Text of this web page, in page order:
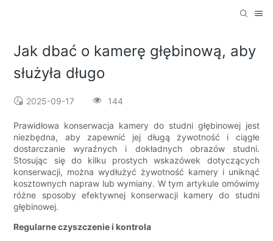
Jak dbać o kamerę głębinową, aby
służyła długo
2025-09-17 144
Prawidłowa konserwacja kamery do studni głębinowej jest
niezbędna, aby zapewnić jej długą żywotność i ciągłe
dostarczanie wyraźnych i dokładnych obrazów studni.
Stosując się do kilku prostych wskazówek dotyczących
konserwacji, można wydłużyć żywotność kamery i uniknąć
kosztownych napraw lub wymiany. W tym artykule omówimy
różne sposoby efektywnej konserwacji kamery do studni
głębinowej.
Regularne czyszczenie i kontrola